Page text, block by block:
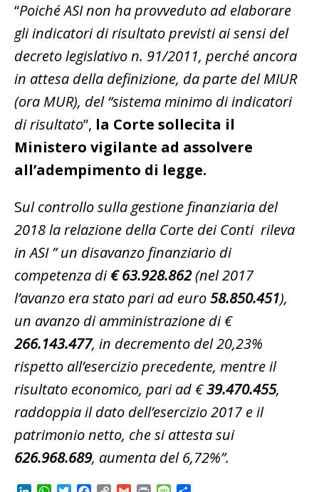
“Poiché ASI non ha provveduto ad elaborare
gli indicatori di risultato previsti ai sensi del
decreto legislativo n. 91/2011, perché ancora
in attesa della definizione, da parte del MIUR
(ora MUR), del “sistema minimo di indicatori
di risultato”, la Corte sollecita il
Ministero vigilante ad assolvere
all’adempimento di legge.
Sul controllo sulla gestione finanziaria del
2018 la relazione della Corte dei Conti rileva
in ASI ” un disavanzo finanziario di
competenza di€ 63.928.862(nel 2017
l’avanzo era stato pari ad euro58.850.451),
un avanzo di amministrazione di €
266.143.477, in decremento del 20,23%
rispetto all’esercizio precedente, mentre il
risultato economico, pari ad €39.470.455,
raddoppia il dato dell’esercizio 2017 e il
patrimonio netto, che si attesta sui
626.968.689, aumenta del 6,72%”.